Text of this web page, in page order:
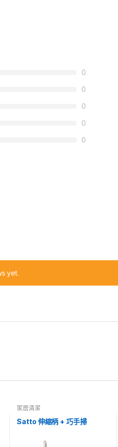
0
0
0
0
0
yet.
家居清潔
Satto 伸縮柄 + 巧手掃